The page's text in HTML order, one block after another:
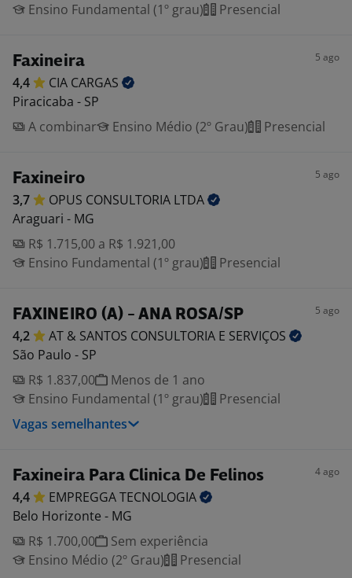
Ensino Fundamental (1º grau)
Presencial
Faxineira 5 ago
4,4 CIA CARGAS
Piracicaba - SP
A combinar
Ensino Médio (2º Grau) Presencial
Faxineiro 5 ago
3,7 OPUS CONSULTORIA LTDA
Araguari - MG
R$ 1.715,00 a R$ 1.921,00
Ensino Fundamental (1º grau)
Presencial
FAXINEIRO (A) - ANA ROSA/SP 5 ago
4,2 AT & SANTOS CONSULTORIA E SERVIÇOS
São Paulo - SP
R$ 1.837,00
Menos de 1 ano
Ensino Fundamental (1º grau)
Presencial
Vagas semelhantes
Faxineira Para Clinica De Felinos 4 ago
4,4 EMPREGGATECNOLOGIA
Belo Horizonte - MG
R$ 1.700,00
Sem experiência
Ensino Médio (2º Grau)
Presencial